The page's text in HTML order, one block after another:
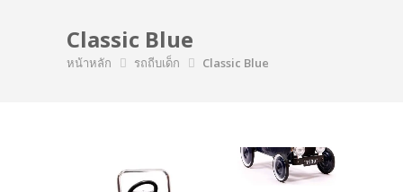
Classic Blue
หน้าหลัก รถถีบเด็ก Classic Blue